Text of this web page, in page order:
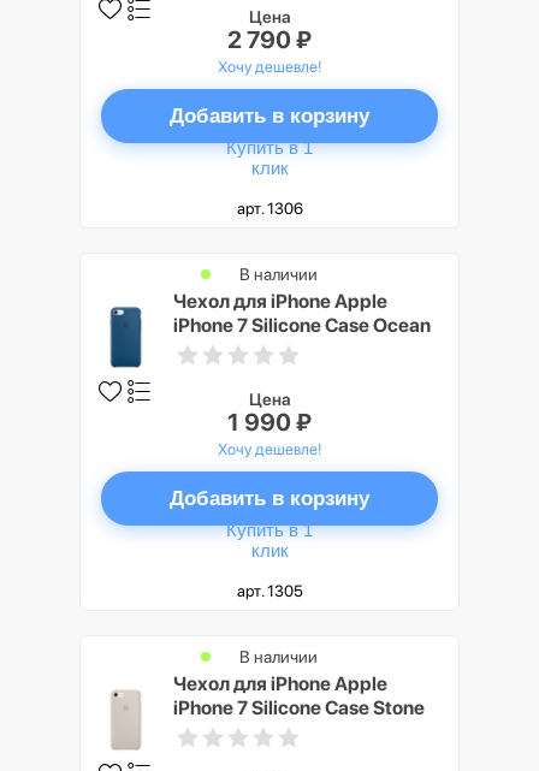
Цена
2 790 ₽
Хочу дешевле!
Добавить в корзину
Купить в 1
клик
арт. 1306
Чехол для iPhone Apple
iPhone 7 Silicone Case Ocean
Blue
В наличии
Цена
1 990 ₽
Хочу дешевле!
Добавить в корзину
Купить в 1
клик
арт. 1305
Чехол для iPhone Apple
iPhone 7 Silicone Case Stone
В наличии